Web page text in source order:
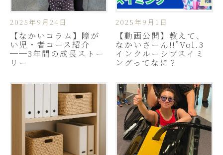
2025年9月24日
【なかいコラム】障が
い児・者コース紹介
──3年間の成長ストー
リー
2025年9月1日
【動画公開】教えて、
なかいさーん!!”Vol.3
インクルーシブスイミ
ングってなに？